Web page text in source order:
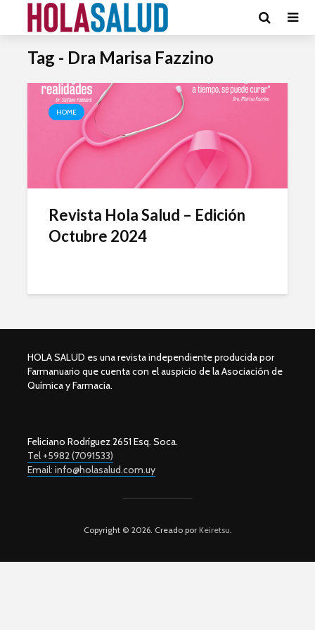
Tag - Dra Marisa Fazzino
HOME
Revista Hola Salud – Edición
Octubre 2024
HOLA SALUD es una revista independiente producida por
Farmanuario que cuenta con el auspicio de la Asociación de
Química y Farmacia.
Feliciano Rodríguez 2651 Esq. Soca.
Tel +5982 (7091533)
Email: info@holasalud.com.uy
Copyright © 2026. Creado porKeiretsu.